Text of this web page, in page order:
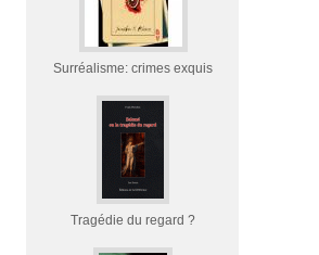
Surréalisme: crimes exquis
Tragédie du regard ?